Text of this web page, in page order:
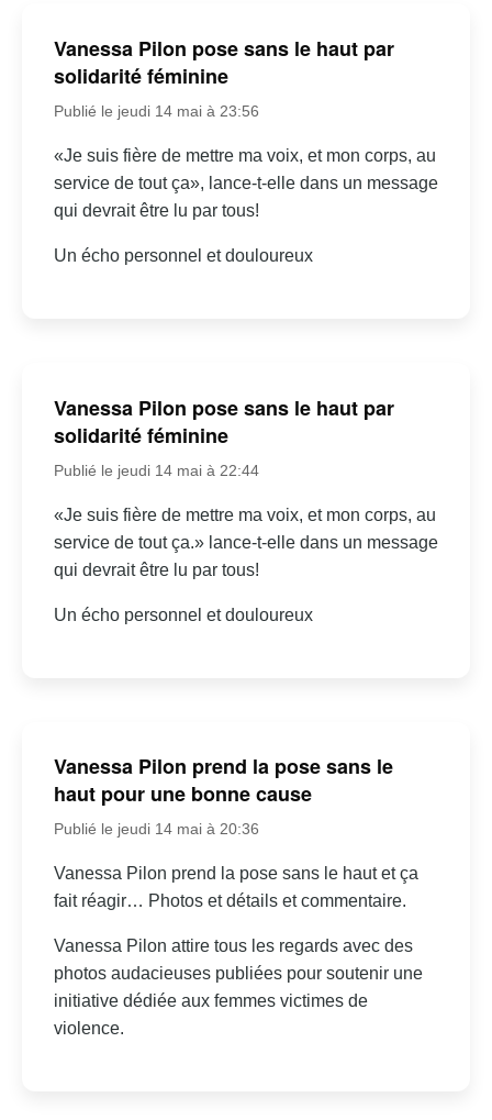
Vanessa Pilon pose sans le haut par
solidarité féminine
Publié le jeudi 14 mai à 23:56
«Je suis fière de mettre ma voix, et mon corps, au
service de tout ça», lance-t-elle dans un message
qui devrait être lu par tous!
Un écho personnel et douloureux
Vanessa Pilon pose sans le haut par
solidarité féminine
Publié le jeudi 14 mai à 22:44
«Je suis fière de mettre ma voix, et mon corps, au
service de tout ça.» lance-t-elle dans un message
qui devrait être lu par tous!
Un écho personnel et douloureux
Vanessa Pilon prend la pose sans le
haut pour une bonne cause
Publié le jeudi 14 mai à 20:36
Vanessa Pilon prend la pose sans le haut et ça
fait réagir… Photos et détails et commentaire.
Vanessa Pilon attire tous les regards avec des
photos audacieuses publiées pour soutenir une
initiative dédiée aux femmes victimes de
violence.